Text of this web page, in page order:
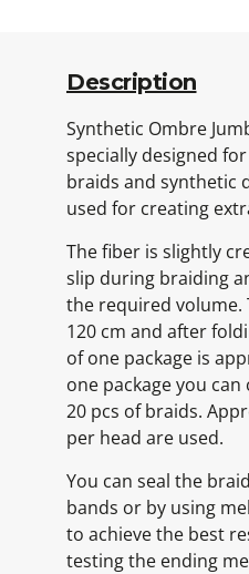
Description
Synthetic Ombre
specially designed
braids and synthetic
used for creating
The fiber is slightly
slip during braiding
the required volume.
120 cm and after
of one package is
one package you
20 pcs of braids.
per head are used.
You can seal the
bands or by using
to achieve the best
testing the ending